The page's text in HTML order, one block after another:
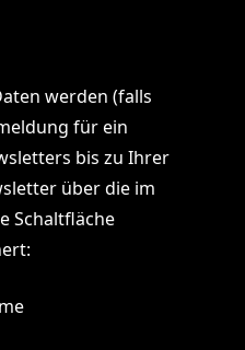
werden (falls
für ein
bis zu Ihrer
über die im
Schaltfläche